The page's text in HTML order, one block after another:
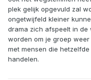
plek gelijk opgevuld zal
ongetwijfeld kleiner
drama zich afspeelt in de
worden om je groep
met mensen die
handelen.